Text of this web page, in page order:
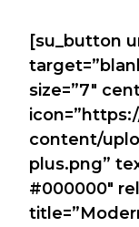
[su_button
size=”7″
content/
plus.png”
#000000″